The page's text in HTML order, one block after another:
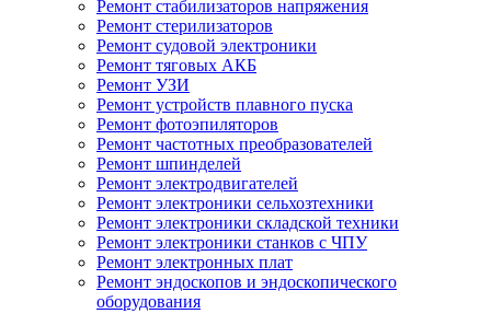
Ремонт стабилизаторов напряжения
Ремонт стерилизаторов
Ремонт судовой электроники
Ремонт тяговых АКБ
Ремонт УЗИ
Ремонт устройств плавного пуска
Ремонт фотоэпиляторов
Ремонт частотных преобразователей
Ремонт шпинделей
Ремонт электродвигателей
Ремонт электроники сельхозтехники
Ремонт электроники складской техники
Ремонт электроники станков с ЧПУ
Ремонт электронных плат
Ремонт эндоскопов и эндоскопического
оборудования